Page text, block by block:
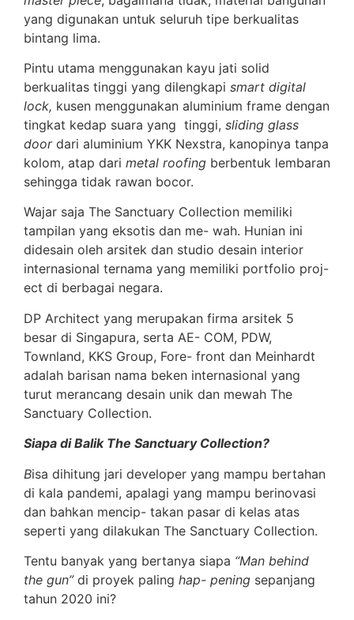
yang digunakan untuk seluruh tipe berkualitas
bintang lima.
Pintu utama menggunakan kayu jati solid
berkualitas tinggi yang dilengkapi smart digital
lock, kusen menggunakan aluminium frame dengan
tingkat kedap suara yang tinggi, sliding glass
door dari aluminium YKK Nexstra, kanopinya tanpa
kolom, atap dari metal roofing berbentuk lembaran
sehingga tidak rawan bocor.
Wajar saja The Sanctuary Collection memiliki
tampilan yang eksotis dan me- wah. Hunian ini
didesain oleh arsitek dan studio desain interior
internasional ternama yang memiliki portfolio proj-
ect di berbagai negara.
DP Architect yang merupakan firma arsitek 5
besar di Singapura, serta AE- COM, PDW,
Townland, KKS Group, Fore- front dan Meinhardt
adalah barisan nama beken internasional yang
turut merancang desain unik dan mewah The
Sanctuary Collection.
Siapa di Balik The Sanctuary Collection?
Bisa dihitung jari developer yang mampu bertahan
di kala pandemi, apalagi yang mampu berinovasi
dan bahkan mencip- takan pasar di kelas atas
seperti yang dilakukan The Sanctuary Collection.
Tentu banyak yang bertanya siapa “Man behind
the gun” di proyek paling hap- pening sepanjang
tahun 2020 ini?